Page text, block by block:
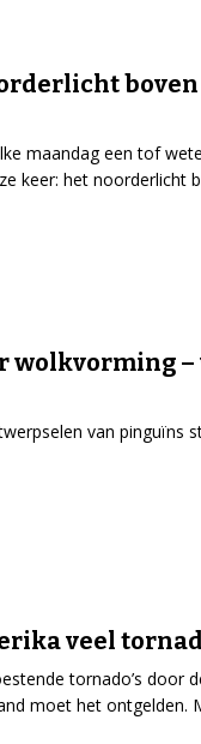
boven
maandag een tof
keer: het noorderlicht
wolkvorming –
van pinguïns
veel
tornado’s door
moet het ontgelden.